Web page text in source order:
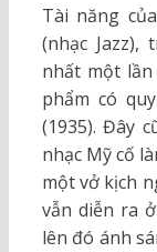
Tài năng
(nhạc
nhất một
phẩm có
(1935). Đây
nhạc Mỹ cố
một vở kịch
vẫn diễn ra
lên đó ánh